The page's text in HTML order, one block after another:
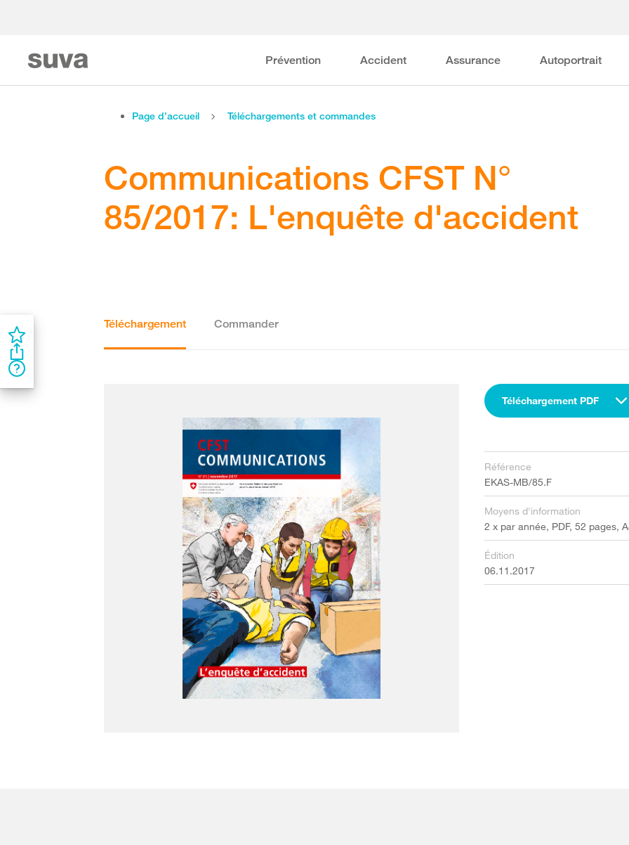
Prévention Accident Assurance Autoportrait
Page d’accueil Téléchargements et commandes
Communications CFST N°
85/2017: L'enquête d'accident
Téléchargement Commander
Téléchargement PDF
Référence
EKAS-MB/85.F
Moyens d'information
2 x par année, PDF, 52 pages,
Édition
06.11.2017